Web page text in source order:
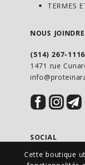
Cette boutique
TERMES
NOUS JOINDRE
(514) 267-1116
1471 rue
SOCIAL